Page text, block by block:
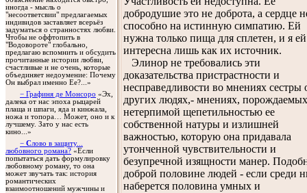
иногда - мысль о
"несоответсвии" предлагаемых
индивидов заставляет всерьёз
задуматься о странностях любви.
Чтобы не оффтопить в
"Водовороте" глобально,
предлагаю вспомнить и обсудить
прочитанные истории любви,
счастливые и не очень, которые
объединяет недоумение: Почему
Он выбрал именно Ее?...»
− Графиня де Монсоро «Эх,
далека от нас эпоха рыцарей
плаща и шпаги, яда и кинжала,
ножа и топора… Может, оно и к
лучшему. Зато у нас есть
кино...»
− Слово в защиту...
любовного романа? «Если
попытаться дать формулировку
любовному роману, то она
может звучать так: история
романтических
взаимоотношений мужчины и
добродушие это не доброта, а сердце
способно на истинную симпатию. Ей
нужна только пища для сплетен, и я ей
интересна лишь как их источник.
Элинор не требовались эти
доказательства пристрастности и
несправедливости во мнениях сестры
других людях,- мнениях, порождаемых
нетерпимой щепетильностью ее
собственной натуры и излишней
важностью, которую она придавала
утонченной чувствительности и
безупречной изящности манер.
доброй половине людей - если среди
наберется половина умных и